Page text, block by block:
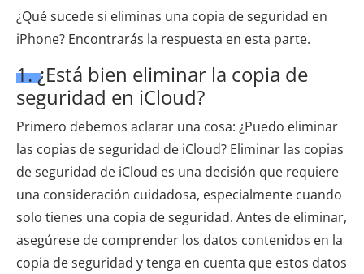
¿Qué sucede si eliminas una copia de seguridad en
iPhone? Encontrarás la respuesta en esta parte.
1. ¿Está bien eliminar la copia de
seguridad en iCloud?
Primero debemos aclarar una cosa: ¿Puedo eliminar
las copias de seguridad de iCloud? Eliminar las copias
de seguridad de iCloud es una decisión que requiere
una consideración cuidadosa, especialmente cuando
solo tienes una copia de seguridad. Antes de eliminar,
asegúrese de comprender los datos contenidos en la
copia de seguridad y tenga en cuenta que estos datos